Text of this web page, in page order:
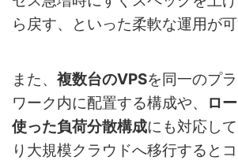
ら戻す、といった柔軟な運用が可
また、 複数台のVPSを同一のプ
ワーク内に配置する構成や、
ロ
使った負荷分散構成にも対応し
り大規模クラウドへ移行すると